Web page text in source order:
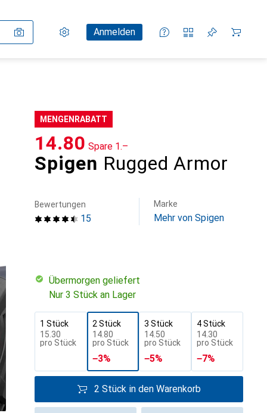
Einstellungen
KundenkontoAnmelden
Vergleichslisten
Merklisten
Warenkorb
MENGENRABATT
Spigen Rugged Armor
CHF
14.80 Spare CHF
1.–
15
Bewertungen Marke
Mehr von Spigen
übermorgen geliefert
Nur 3 Stück an Lager
1 Stück
CHF
15.30
pro Stück
2 Stück
CHF
14.80
pro Stück
−3%
3 Stück
CHF
14.50
pro Stück
−5%
4 Stück
CHF
14.30
pro Stück
−7%
2 Stück in den Warenkorb